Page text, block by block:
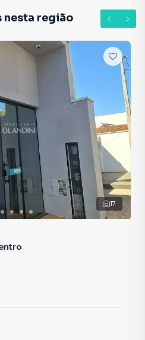
nesta região
17